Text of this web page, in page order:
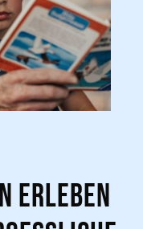
erleben